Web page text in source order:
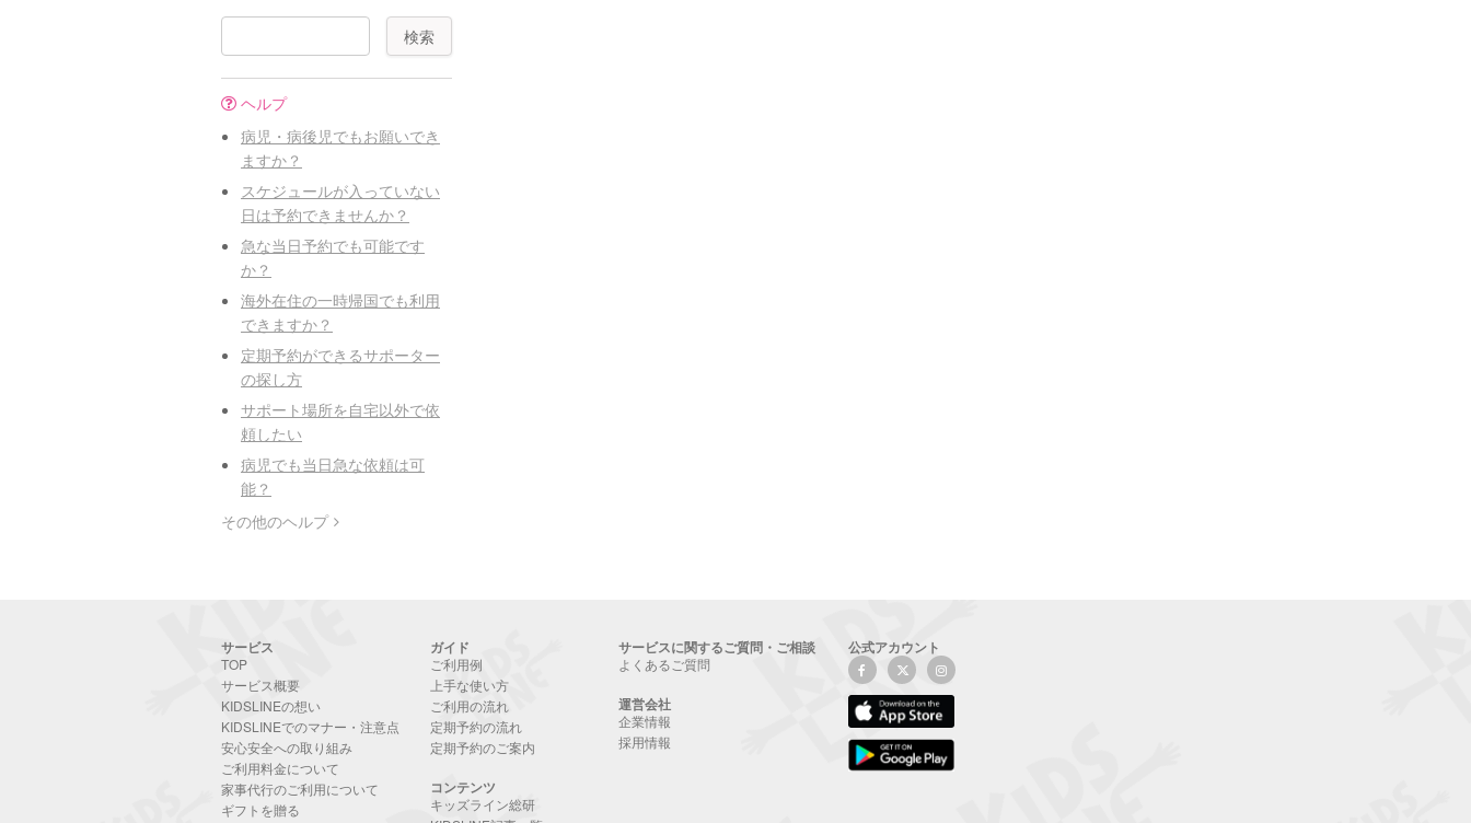
ヘルプ
病児・病後児でもお願いでき
ますか？
スケジュールが入っていない
日は予約できませんか？
急な当日予約でも可能です
か？
海外在住の一時帰国でも利用
できますか？
定期予約ができるサポーター
の探し方
サポート場所を自宅以外で依
頼したい
病児でも当日急な依頼は可
能？
その他のヘルプ
サービス
TOP
サービス概要
KIDSLINEの想い
KIDSLINEでのマナー・注意点
安心安全への取り組み
ご利用料金について
家事代行のご利用について
ギフトを贈る
ガイド
ご利用例
上手な使い方
ご利用の流れ
定期予約の流れ
定期予約のご案内
コンテンツ
キッズライン総研
サービスに関するご質問・ご相談
よくあるご質問
運営会社
企業情報
採用情報
公式アカウント